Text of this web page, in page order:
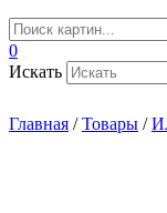
0
Искать
Главная /Товары /